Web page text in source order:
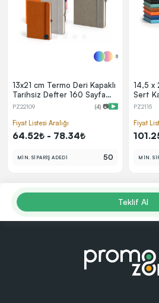
8
13x21 cm Termo Deri Kapaklı
Tarihsiz Defter 160 Sayfa
70 gr Krem Çizgili Elastik
PZ22109 (4) 📷
Fiyat Listesi Aralığı
64.52₺ - 78.34₺
MİN. SİPARİŞ ADEDİ 50
14,5 x
Sert
224
Kalem
PZ2115
Fiyat
MİN.
Teklif Al